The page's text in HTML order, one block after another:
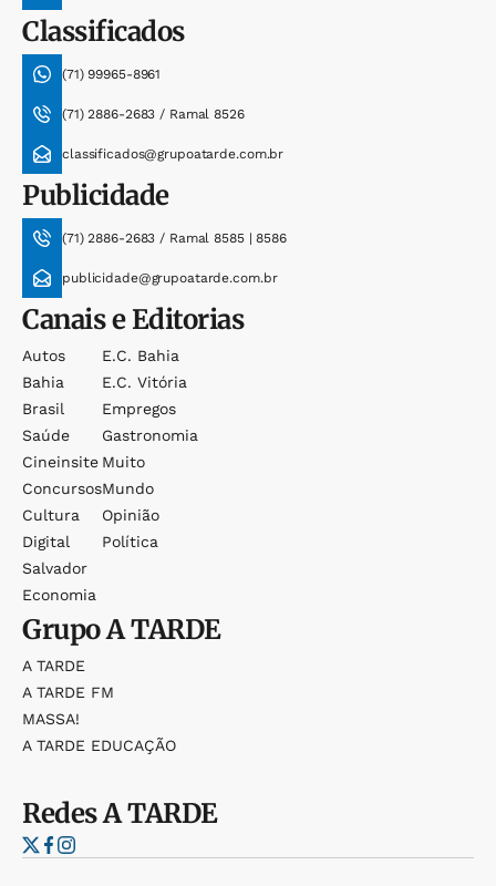
Classificados
(71) 99965-8961
(71) 2886-2683 / Ramal 8526
classificados@grupoatarde.com.br
Publicidade
(71) 2886-2683 / Ramal 8585 | 8586
publicidade@grupoatarde.com.br
Canais e Editorias
Autos
Bahia
Brasil
Saúde
Cineinsite
Concursos
Cultura
Digital
Salvador
Economia
E.c. Bahia
E.c. Vitória
Empregos
Gastronomia
Muito
Mundo
Opinião
Política
GrupoA TARDE
A TARDE
A TARDE FM
MASSA!
A TARDE EDUCAÇÃO
RedesA TARDE